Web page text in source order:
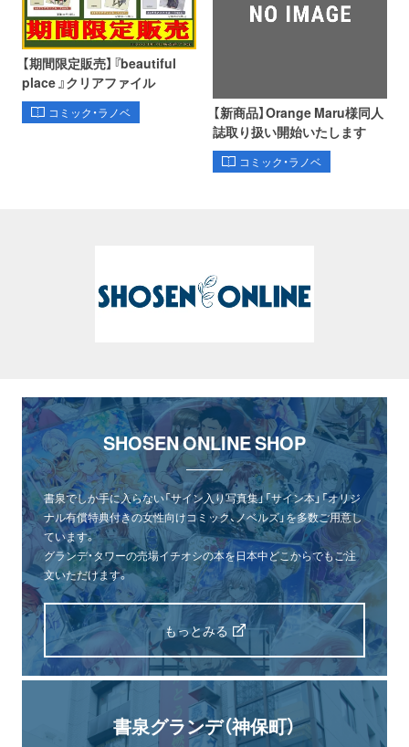
【期間限定販売】『beautiful
place 』クリアファイル
コミック・ラノベ
【新商品】Orange Maru様同人
誌取り扱い開始いたします
コミック・ラノベ
SHOSEN ONLINE SHOP
書泉でしか手に入らない「サイン入り写真集」「サイン本」「オリジ
ナル有償特典付きの女性向けコミック、ノベルズ」を多数ご用意し
ています。
グランデ・タワーの売場イチオシの本を日本中どこからでもご注
文いただけます。
もっとみる
書泉グランデ（神保町）